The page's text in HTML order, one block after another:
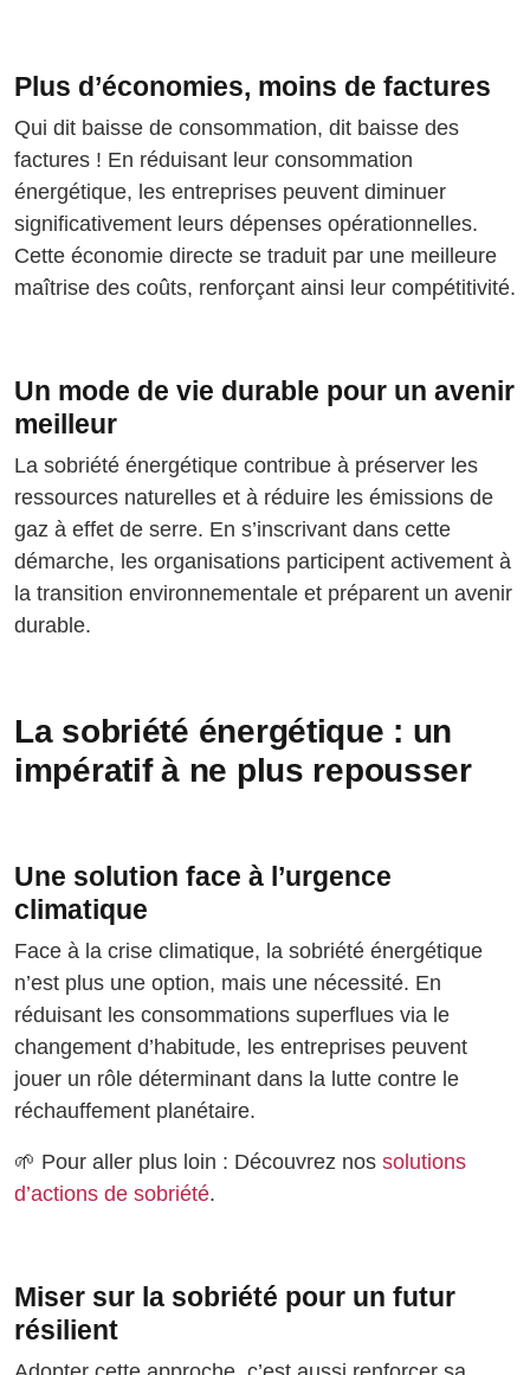
Plus d’économies, moins de factures
Qui dit baisse de consommation, dit baisse des
factures ! En réduisant leur consommation
énergétique, les entreprises peuvent diminuer
significativement leurs dépenses opérationnelles.
Cette économie directe se traduit par une meilleure
maîtrise des coûts, renforçant ainsi leur compétitivité.
Un mode de vie durable pour un avenir
meilleur
La sobriété énergétique contribue à préserver les
ressources naturelles et à réduire les émissions de
gaz à effet de serre. En s’inscrivant dans cette
démarche, les organisations participent activement à
la transition environnementale et préparent un avenir
durable.
La sobriété énergétique : un
impératif à ne plus repousser
Une solution face à l’urgence
climatique
Face à la crise climatique, la sobriété énergétique
n’est plus une option, mais une nécessité. En
réduisant les consommations superflues via le
changement d’habitude, les entreprises peuvent
jouer un rôle déterminant dans la lutte contre le
réchauffement planétaire.
🌱 Pour aller plus loin : Découvrez nos solutions
d’actions de sobriété.
Miser sur la sobriété pour un futur
résilient